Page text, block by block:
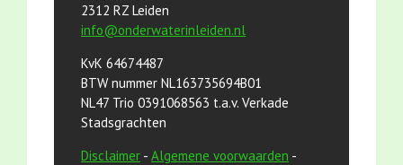
2312 RZ Leiden
info@onderwaterinleiden.nl
KvK 64674487
BTW nummer NL163735694B01
NL47 Trio 0391068563 t.a.v. Verkade
Stadsgrachten
Disclaimer - Algemene voorwaarden -